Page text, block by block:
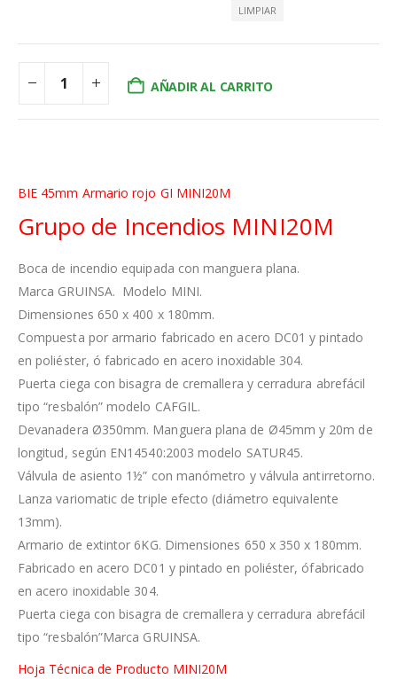
LIMPIAR
AÑADIR AL CARRITO
BIE 45mm Armario rojo GI MINI20M
Grupo de Incendios MINI20M
Boca de incendio equipada con manguera plana.
Marca GRUINSA. Modelo MINI.
Dimensiones 650 x 400 x 180mm.
Compuesta por armario fabricado en acero DC01 y pintado
en poliéster, ó fabricado en acero inoxidable 304.
Puerta ciega con bisagra de cremallera y cerradura abrefácil
tipo “resbalón” modelo CAFGIL.
Devanadera Ø350mm. Manguera plana de Ø45mm y 20m de
longitud, según EN14540:2003 modelo SATUR45.
Válvula de asiento 1½” con manómetro y válvula antirretorno.
Lanza variomatic de triple efecto (diámetro equivalente
13mm).
Armario de extintor 6KG. Dimensiones 650 x 350 x 180mm.
Fabricado en acero DC01 y pintado en poliéster, ófabricado
en acero inoxidable 304.
Puerta ciega con bisagra de cremallera y cerradura abrefácil
tipo “resbalón”Marca GRUINSA.
Hoja Técnica de Producto MINI20M